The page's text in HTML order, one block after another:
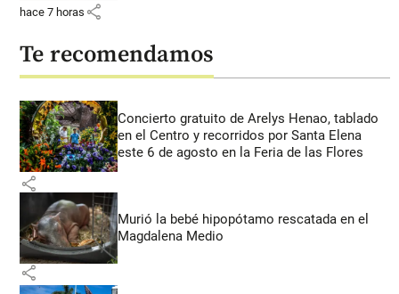
hace 7 horas share
Te recomendamos
Concierto gratuito de Arelys Henao, tablado
en el Centro y recorridos por Santa Elena
este 6 de agosto en la Feria de las Flores
share
Murió la bebé hipopótamo rescatada en el
Magdalena Medio
share